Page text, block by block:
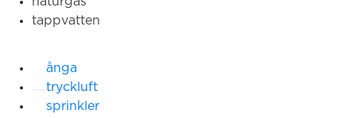
tappvatten
ånga
tryckluft
sprinkler